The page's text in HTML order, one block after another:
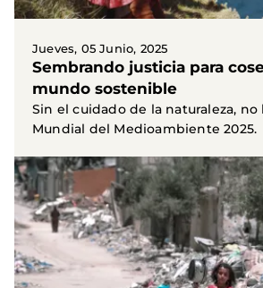
Jueves, 05 Junio, 2025
Sembrando justicia para
mundo sostenible
Sin el cuidado de la naturaleza, no
Mundial del Medioambiente 2025.